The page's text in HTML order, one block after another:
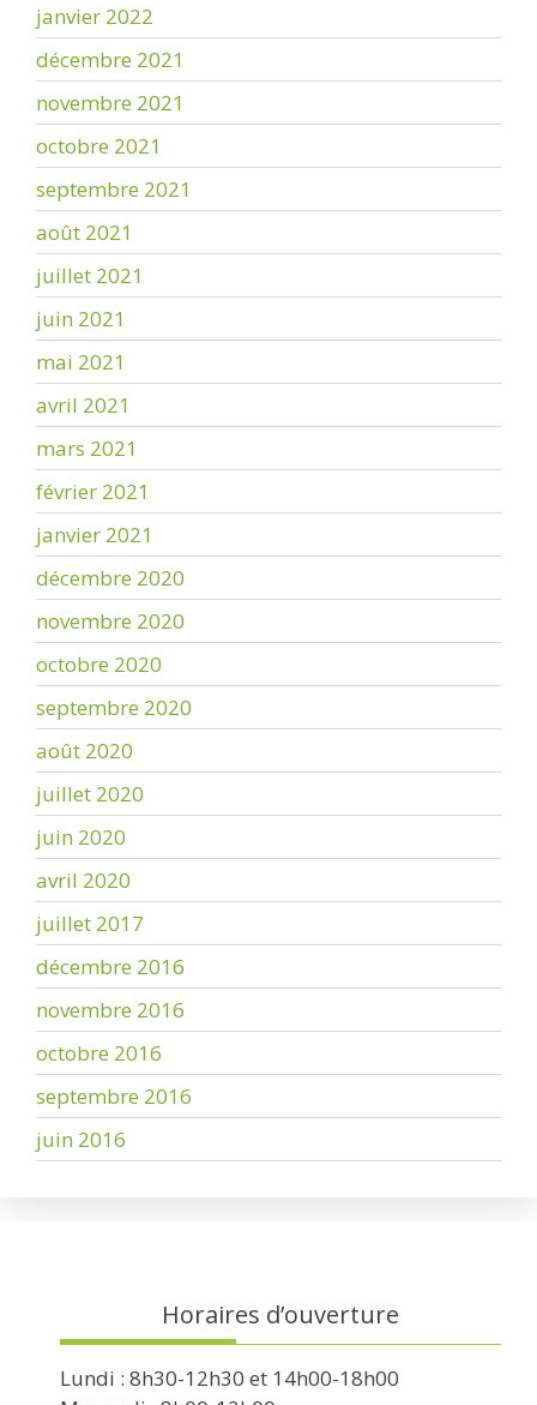
janvier 2022
décembre 2021
novembre 2021
octobre 2021
septembre 2021
août 2021
juillet 2021
juin 2021
mai 2021
avril 2021
mars 2021
février 2021
janvier 2021
décembre 2020
novembre 2020
octobre 2020
septembre 2020
août 2020
juillet 2020
juin 2020
avril 2020
juillet 2017
décembre 2016
novembre 2016
octobre 2016
septembre 2016
juin 2016
Horaires d’ouverture
Lundi : 8h30-12h30 et 14h00-18h00